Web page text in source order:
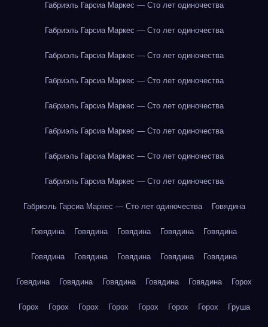
Габриэль Гарсиа Маркес — Сто лет одиночества
Габриэль Гарсиа Маркес — Сто лет одиночества
Габриэль Гарсиа Маркес — Сто лет одиночества
Габриэль Гарсиа Маркес — Сто лет одиночества
Габриэль Гарсиа Маркес — Сто лет одиночества
Габриэль Гарсиа Маркес — Сто лет одиночества
Габриэль Гарсиа Маркес — Сто лет одиночества
Габриэль Гарсиа Маркес — Сто лет одиночества
Габриэль Гарсиа Маркес — Сто лет одиночества Говядина
Говядина Говядина Говядина Говядина Говядина
Говядина Говядина Говядина Говядина Говядина
Говядина Говядина Говядина Говядина Говядина Горох
Горох Горох Горох Горох Горох Горох Горох Груша